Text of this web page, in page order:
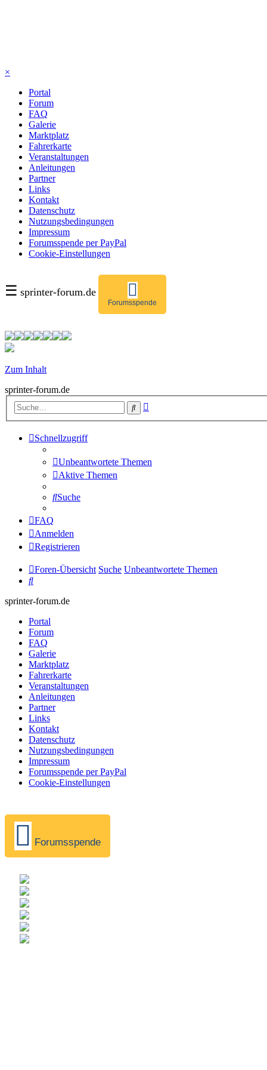
×
Portal
Forum
FAQ
Galerie
Marktplatz
Fahrerkarte
Veranstaltungen
Anleitungen
Partner
Links
Kontakt
Datenschutz
Nutzungsbedingungen
Impressum
Forumsspende per PayPal
Cookie-Einstellungen
☰ sprinter-forum.de
Forumsspende
Zum Inhalt
sprinter-forum.de
Suche
Schnellzugriff
Unbeantwortete Themen
Aktive Themen
Suche
FAQ
Anmelden
Registrieren
Foren-Übersicht Suche Unbeantwortete Themen
Suche
sprinter-forum.de
Portal
Forum
FAQ
Galerie
Marktplatz
Fahrerkarte
Veranstaltungen
Anleitungen
Partner
Links
Kontakt
Datenschutz
Nutzungsbedingungen
Impressum
Forumsspende per PayPal
Cookie-Einstellungen
Forumsspende